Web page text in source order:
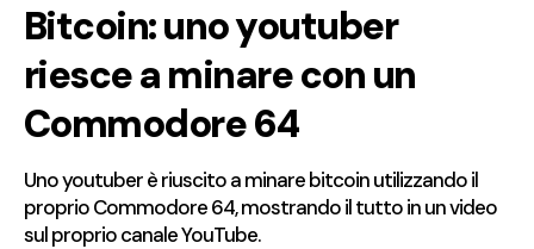
Bitcoin: uno youtuber
riesce a minare con un
Commodore 64
Uno youtuber è riuscito a minare bitcoin utilizzando il
proprio Commodore 64, mostrando il tutto in un video
sul proprio canale YouTube.